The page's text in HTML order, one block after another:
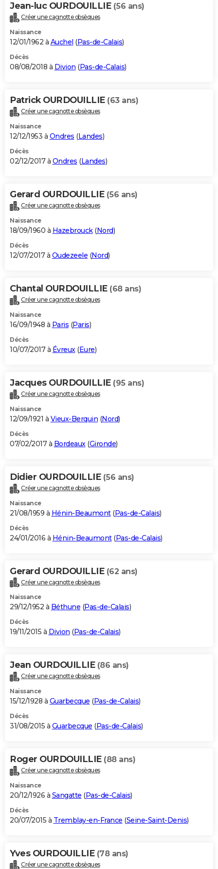
Jean-luc OURDOUILLIE (56 ans)
Créer une cagnotte obsèques
Naissance
12/01/1962 à Auchel (Pas-de-Calais)
Décès
08/08/2018 à Divion (Pas-de-Calais)
Patrick OURDOUILLIE (63 ans)
Créer une cagnotte obsèques
Naissance
12/12/1953 à Ondres (Landes)
Décès
02/12/2017 à Ondres (Landes)
Gerard OURDOUILLIE (56 ans)
Créer une cagnotte obsèques
Naissance
18/09/1960 à Hazebrouck(Nord)
Décès
12/07/2017 à Oudezeele (Nord)
Chantal OURDOUILLIE (68 ans)
Créer une cagnotte obsèques
Naissance
16/09/1948 à Paris (Paris)
Décès
10/07/2017 à Évreux(Eure)
Jacques OURDOUILLIE (95 ans)
Créer une cagnotte obsèques
Naissance
12/09/1921 à Vieux-Berquin (Nord)
Décès
07/02/2017 à Bordeaux(Gironde)
Didier OURDOUILLIE (56 ans)
Créer une cagnotte obsèques
Naissance
21/08/1959 à Hénin-Beaumont(Pas-de-Calais)
Décès
24/01/2016 à Hénin-Beaumont(Pas-de-Calais)
Gerard OURDOUILLIE (62 ans)
Créer une cagnotte obsèques
Naissance
29/12/1952 à Béthune (Pas-de-Calais)
Décès
19/11/2015 à Divion (Pas-de-Calais)
Jean OURDOUILLIE (86 ans)
Créer une cagnotte obsèques
Naissance
15/12/1928 à Guarbecque (Pas-de-Calais)
Décès
31/08/2015 à Guarbecque (Pas-de-Calais)
Roger OURDOUILLIE (88 ans)
Créer une cagnotte obsèques
Naissance
20/12/1926 à Sangatte (Pas-de-Calais)
Décès
20/07/2015 à Tremblay-en-France (Seine-Saint-Denis)
Yves OURDOUILLIE (78 ans)
Créer une cagnotte obsèques